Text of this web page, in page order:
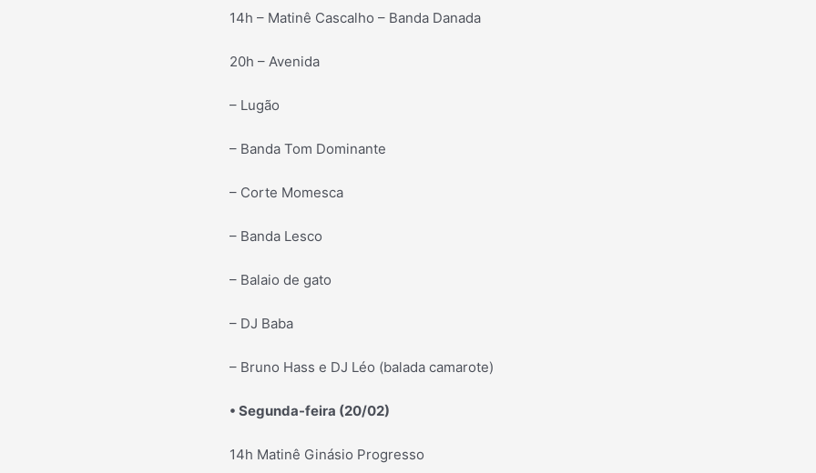
14h – Matinê Cascalho – Banda Danada
20h – Avenida
– Lugão
– Banda Tom Dominante
– Corte Momesca
– Banda Lesco
– Balaio de gato
– DJ Baba
– Bruno Hass e DJ Léo (balada camarote)
• Segunda-feira (20/02)
14h Matinê Ginásio Progresso